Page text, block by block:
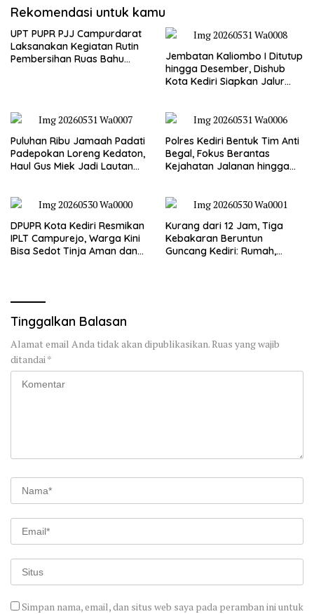
Rekomendasi untuk kamu
UPT PUPR PJJ Campurdarat
Laksanakan Kegiatan Rutin
Pembersihan Ruas Bahu
Jembatan Kaliombo I Ditutup
hingga Desember, Dishub
Kota Kediri Siapkan Jalur
Puluhan Ribu Jamaah Padati
Padepokan Loreng Kedaton,
Haul Gus Miek Jadi Lautan
Polres Kediri Bentuk Tim Anti
Begal, Fokus Berantas
Kejahatan Jalanan hingga
DPUPR Kota Kediri Resmikan
IPLT Campurejo, Warga Kini
Bisa Sedot Tinja Aman dan
Kurang dari 12 Jam, Tiga
Kebakaran Beruntun
Guncang Kediri: Rumah,
Tinggalkan Balasan
Alamat email Anda tidak akan dipublikasikan.Ruas yang wajib
ditandai *
Simpan nama, email, dan situs web saya pada peramban ini untuk